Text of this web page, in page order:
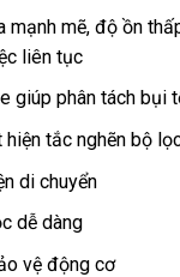
mạnh mẽ, độ ồn
liên tục
giúp phân tách bụi
hiện tắc nghẽn bộ
di chuyển
dễ dàng
vệ động cơ